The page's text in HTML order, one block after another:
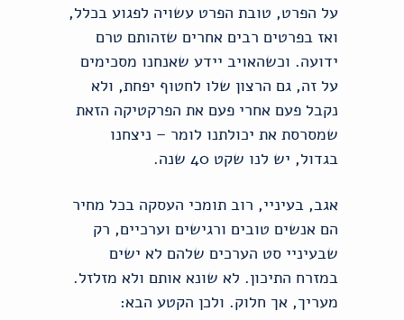
על הפרט, טובת הפרט עשויה לפגוע בכלל,
ואז בפרטים רבים אחרים שזהותם טרם
ידועה. וכשהאויב יידע שאנחנו מסכימים
על זה, גם הרצון שלו לחטוף יפחת, ולא
נקבל פעם אחרי פעם את הפרקטיקה הזאת
שמסרסת את יכולתנו לומר – ניצחנו
בגדול, יש לנו שקט 40 שנה.
אגב, בעיניי, רוב תומכי העסקה בכל מחיר
הם אנשים טובים ורגישים וערכיים, רק
שבעיניי סט הערכים שלהם לא ישים
במזרח התיכון. לא שונא אותם ולא מזלזל.
מעריך, אך חלוק. ולכן הקטע הבא: